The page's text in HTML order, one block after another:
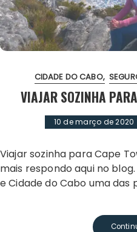
CIDADE DO CABO
VIAJAR SOZINHA
10 de março de 2020
Viajar sozinha para Cape Town é uma das perguntas que
mais respondo aqui no
e Cidade do Cabo uma das